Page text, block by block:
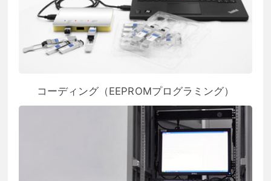
コーディング（EEPROMプログラミング）